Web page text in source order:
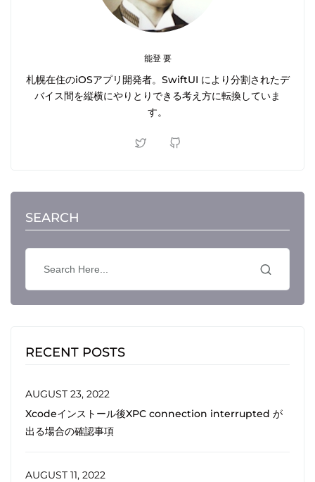
能登 要
札幌在住のiOSアプリ開発者。SwiftUI により分割されたデ
バイス間を縦横にやりとりできる考え方に転換していま
す。
SEARCH
RECENT POSTS
AUGUST 23, 2022
Xcodeインストール後XPC connection interrupted が
出る場合の確認事項
AUGUST 11, 2022